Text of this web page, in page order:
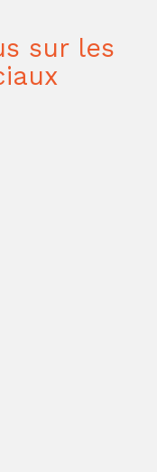
sur les